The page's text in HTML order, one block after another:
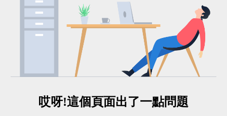
哎呀!這個頁面出了一點問題